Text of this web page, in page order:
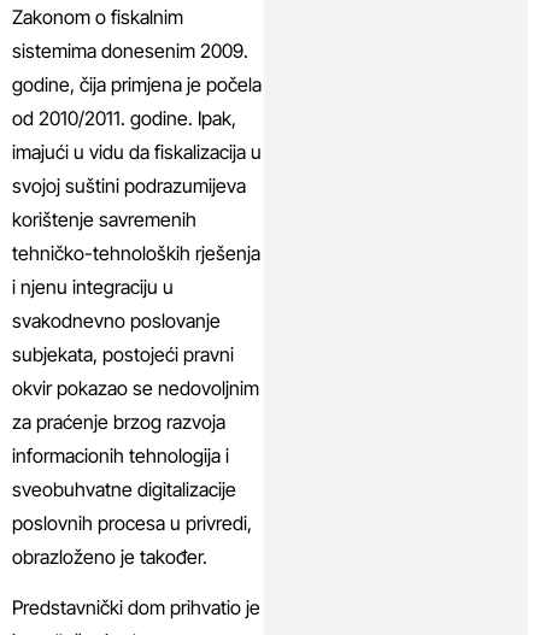
Zakonom o fiskalnim
sistemima donesenim 2009.
godine, čija primjena je počela
od 2010/2011. godine. Ipak,
imajući u vidu da fiskalizacija u
svojoj suštini podrazumijeva
korištenje savremenih
tehničko-tehnoloških rješenja
i njenu integraciju u
svakodnevno poslovanje
subjekata, postojeći pravni
okvir pokazao se nedovoljnim
za praćenje brzog razvoja
informacionih tehnologija i
sveobuhvatne digitalizacije
poslovnih procesa u privredi,
obrazloženo je također.
Predstavnički dom prihvatio je